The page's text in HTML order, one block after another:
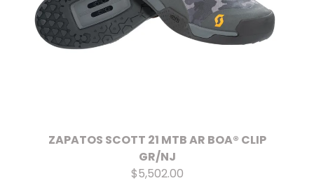
ZAPATOS SCOTT 21 MTB AR BOA® CLIP
GR/NJ
$5,502.00